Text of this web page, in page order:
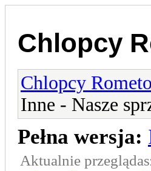
Chlopcy
Chlopcy
Inne - Nasze
Pełna wersja:
Aktualnie